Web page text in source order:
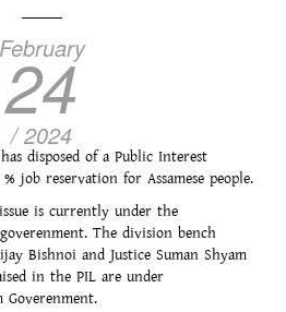
February
24
/ 2024
disposed of a Public Interest
job reservation for Assamese people.
is currently under the
The division bench
Bishnoi and Justice Suman Shyam
in the PIL are under
Goverenment.